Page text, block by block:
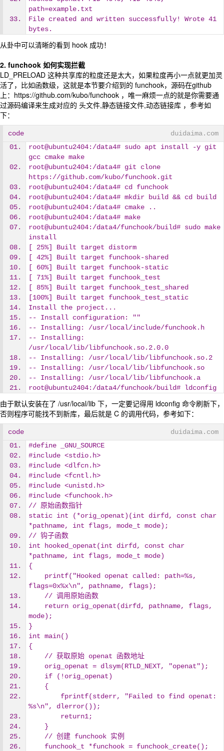
path=example.txt
File created and written successfully! Wrote 41
bytes.
从卦中可以清晰的看到 hook 成功！
2. funchook 如何实现拦截
LD_PRELOAD 这种共享库的粒度还是太大，如果粒度再小一点就更加灵
活了，比如函数级，这就是本节要介绍到的 funchook，源码在github
上：https://github.com/kubo/funchook ，唯一麻烦一点的就是你需要通
过源码编译来生成对应的 头文件,静态链接文件,动态链接库 ，参考如
下：
code
duidaima.com
root@ubuntu2404:/data4# sudo apt install -y git
gcc cmake make
root@ubuntu2404:/data4# git clone
https://github.com/kubo/funchook.git
root@ubuntu2404:/data4# cd funchook
root@ubuntu2404:/data4# mkdir build && cd build
root@ubuntu2404:/data4# cmake ..
root@ubuntu2404:/data4# make
root@ubuntu2404:/data4/funchook/build# sudo make
install
[ 25%] Built target distorm
[ 42%] Built target funchook-shared
[ 60%] Built target funchook-static
[ 71%] Built target funchook_test
[ 85%] Built target funchook_test_shared
[100%] Built target funchook_test_static
Install the project...
-- Install configuration: ""
-- Installing: /usr/local/include/funchook.h
-- Installing:
/usr/local/lib/libfunchook.so.2.0.0
-- Installing: /usr/local/lib/libfunchook.so.2
-- Installing: /usr/local/lib/libfunchook.so
-- Installing: /usr/local/lib/libfunchook.a
root@ubuntu2404:/data4/funchook/build# ldconfig
由于默认安装在了 /usr/local/lib 下，一定要记得用 ldconfig 命令刷新下，
否则程序可能找不到新库，最后就是 C 的调用代码，参考如下：
code
duidaima.com
#define _GNU_SOURCE
#include <stdio.h>
#include <dlfcn.h>
#include <fcntl.h>
#include <unistd.h>
#include <funchook.h>
// 原始函数指针
static int (*orig_openat)(int dirfd, const char
*pathname, int flags, mode_t mode);
// 钩子函数
int hooked_openat(int dirfd, const char
*pathname, int flags, mode_t mode)
{
flags=0x%x\n", pathname, flags);
    // 调用原始函数
mode);
}
int main()
{
    // 获取原始 openat 函数地址
    orig_openat = dlsym(RTLD_NEXT, "openat");
    if (!orig_openat)
    {
%s\n", dlerror());
        return1;
    }
    // 创建 funchook 实例
    funchook_t *funchook = funchook_create();